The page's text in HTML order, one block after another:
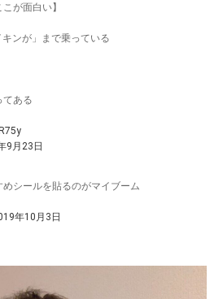
が面白い】
キンが」まで乗っている
てある
9月23日
シールを貼るのがマイブーム
年10月3日